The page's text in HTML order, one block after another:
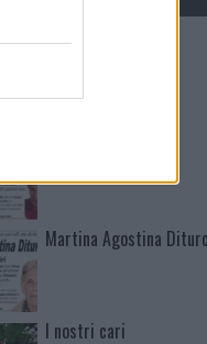
Mario Malu
Martina Agostina
I nostri cari